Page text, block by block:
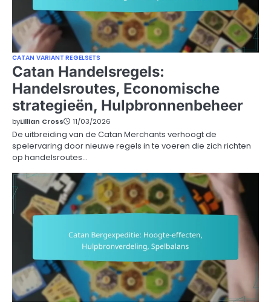
CATAN VARIANT REGELSETS
Catan Handelsregels:
Handelsroutes, Economische
strategieën, Hulpbronnenbeheer
byLillian Cross 11/03/2026
De uitbreiding van de Catan Merchants verhoogt de
spelervaring door nieuwe regels in te voeren die zich richten
op handelsroutes…